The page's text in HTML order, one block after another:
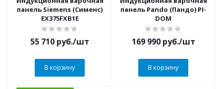
панель Siemens (Сименс)
EX375FXB1E
55 710 руб./шт
В корзину
панель Pando (Пандо) PI-
DOM
169 990руб./шт
В корзину